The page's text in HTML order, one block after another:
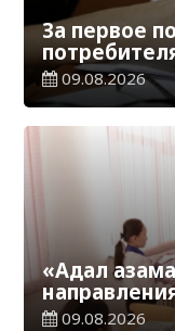
За первое
тенге
09.08.2026
«Адал
работы в
09.08.2026